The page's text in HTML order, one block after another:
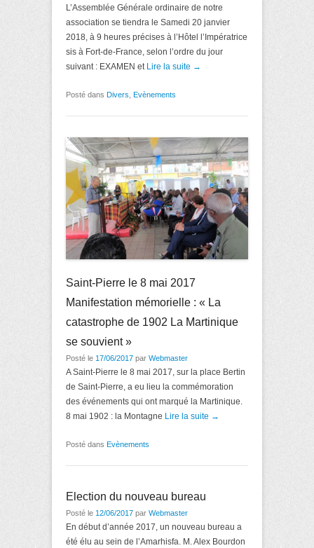
L’Assemblée Générale ordinaire de notre
association se tiendra le Samedi 20 janvier
2018, à 9 heures précises à l’Hôtel l’Impératrice
sis à Fort-de-France, selon l’ordre du jour
suivant : EXAMEN et Lire la suite →
Posté dans Divers Evènements
Saint-Pierre le 8 mai 2017
Manifestation mémorielle : « La
catastrophe de 1902 La Martinique
se souvient »
Posté le 17/06/2017 par Webmaster
A Saint-Pierre le 8 mai 2017, sur la place Bertin
de Saint-Pierre, a eu lieu la commémoration
des événements qui ont marqué la Martinique.
8 mai 1902 : la Montagne Lire la suite →
Posté dans Evènements
Election du nouveau bureau
Posté le 12/06/2017 par Webmaster
En début d’année 2017, un nouveau bureau a
été élu au sein de l’Amarhisfa. M. Alex Bourdon